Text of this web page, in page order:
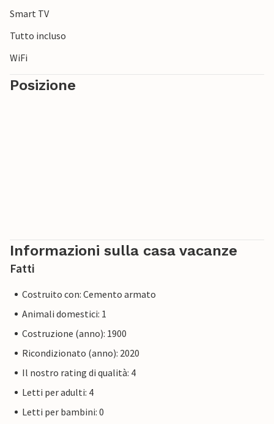
Smart TV
Tutto incluso
WiFi
Posizione
Informazioni sulla casa vacanze
Fatti
Costruito con: Cemento armato
Animali domestici: 1
Costruzione (anno): 1900
Ricondizionato (anno): 2020
Il nostro rating di qualità: 4
Letti per adulti: 4
Letti per bambini: 0